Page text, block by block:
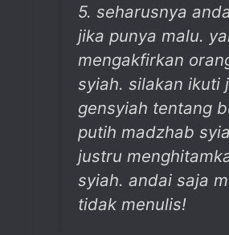
5. seharusnya
jika punya malu.
mengakfirkan
syiah. silakan ikuti
gensyiah tentang
putih madzhab
justru
syiah. andai saja
tidak menulis!